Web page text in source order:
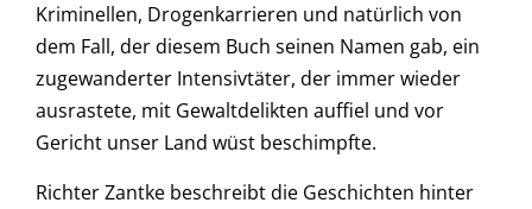
Kriminellen, Drogenkarrieren und natürlich von
dem Fall, der diesem Buch seinen Namen gab, ein
zugewanderter Intensivtäter, der immer wieder
ausrastete, mit Gewaltdelikten auffiel und vor
Gericht unser Land wüst beschimpfte.
Richter Zantke beschreibt die Geschichten hinter